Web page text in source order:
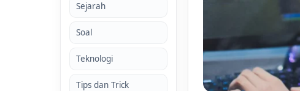
Sejarah
Soal
Teknologi
Tips dan Trick